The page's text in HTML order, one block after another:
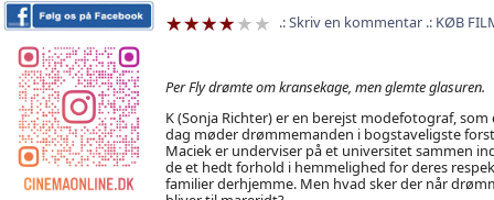
Skriv en kommentar
KØB
Per Fly drømte om kransekage, men glemte glasuren.
K (Sonja Richter) er en berejst modefotograf, som
dag møder drømmemanden i bogstaveligste
Maciek er underviser på et universitet sammen
de et hedt forhold i hemmelighed for deres
familier derhjemme. Men hvad sker der når